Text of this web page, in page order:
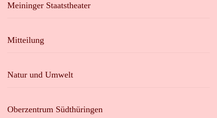
Meininger Staatstheater
Mitteilung
Natur und Umwelt
Oberzentrum Südthüringen